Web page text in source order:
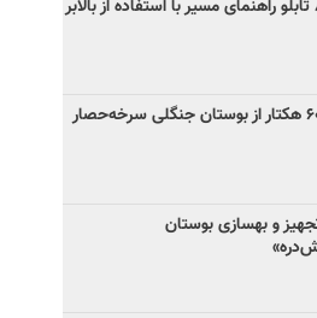
و بهسازی بوستان